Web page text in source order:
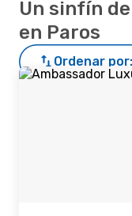
Un sinfín
en Paros
Ordenar por: